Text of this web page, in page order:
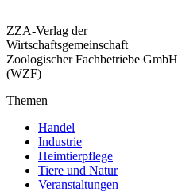
ZZA-Verlag der
Wirtschaftsgemeinschaft
Zoologischer Fachbetriebe GmbH
(WZF)
Themen
Handel
Industrie
Heimtierpflege
Tiere und Natur
Veranstaltungen